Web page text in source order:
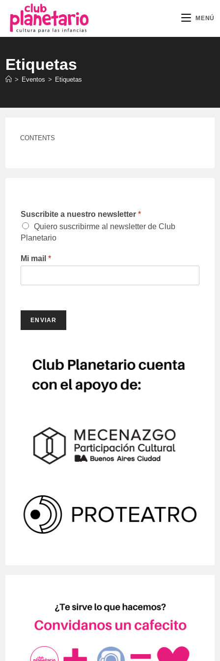
contenido
MENÚ
Etiquetas
> Eventos > Etiquetas
CONTENTS
Suscribite a nuestro newsletter*
Quiero suscribirme al newsletter de Club
Planetario
Mi mail*
ENVIAR